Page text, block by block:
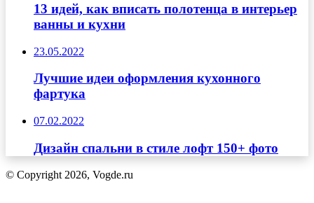
13 идей, как вписать полотенца в интерьер
ванны и кухни
23.05.2022
Лучшие идеи оформления кухонного
фартука
07.02.2022
Дизайн спальни в стиле лофт 150+ фото
© Copyright 2026, Vogde.ru